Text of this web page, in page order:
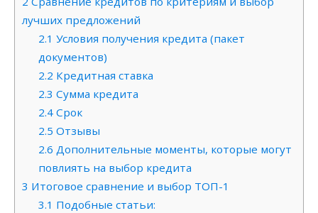
лучших предложений
2.1 Условия получения кредита (пакет
документов)
2.2 Кредитная ставка
2.3 Сумма кредита
2.4Срок
2.5 Отзывы
2.6 Дополнительные моменты, которые могут
повлиять на выбор кредита
3 Итоговое сравнение и выбор ТОП-1
3.1 Подобные статьи: